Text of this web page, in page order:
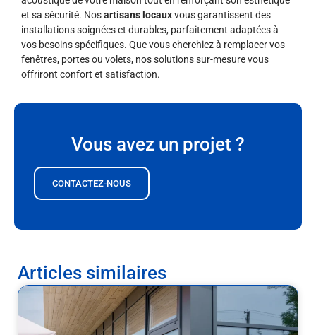
Vous avez un projet ?
CONTACTEZ-NOUS
et sa sécurité. Nosartisans locauxvous garantissent des
installations soignées et durables, parfaitement adaptées à
vos besoins spécifiques. Que vous cherchiez à remplacer vos
fenêtres, portes ou volets, nos solutions sur-mesure vous
offriront confort et satisfaction.
Articles similaires